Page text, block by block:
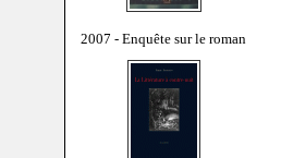
2007 - Enquête sur le roman